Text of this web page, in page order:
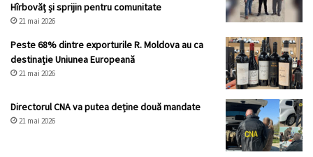
Hîrbovăț și sprijin pentru comunitate
21 mai 2026
Peste 68% dintre exporturile R. Moldova au ca
destinație Uniunea Europeană
21 mai 2026
Directorul CNA va putea deține două mandate
21 mai 2026